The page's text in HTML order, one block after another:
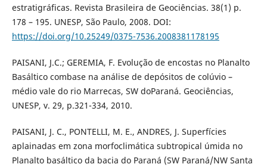
estratigráficas. Revista Brasileira de Geociências. 38(1) p.
178 – 195. UNESP, São Paulo, 2008. DOI:
https://doi.org/10.25249/0375-7536.2008381178195
PAISANI, J.C.; GEREMIA, F. Evolução de encostas no Planalto
Basáltico combase na análise de depósitos de colúvio –
médio vale do rio Marrecas, SW doParaná. Geociências,
UNESP, v. 29, p.321-334, 2010.
PAISANI, J. C., PONTELLI, M. E., ANDRES, J. Superfícies
aplainadas em zona morfoclimática subtropical úmida no
Planalto basáltico da bacia do Paraná (SW Paraná/NW Santa